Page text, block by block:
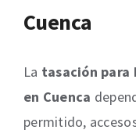
Cuenca
La tasación para
en Cuenca
permitido,